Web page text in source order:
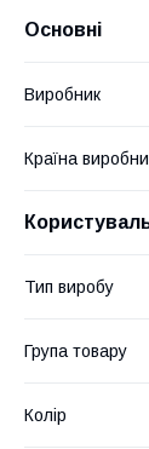
Основні
Виробник
Країна
Тип виробу
Група товару
Колір